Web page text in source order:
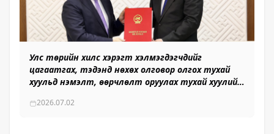
Улс төрийн хилс хэрэгт хэлмэгдэгчдийг
цагаатгах, тэдэнд нөхөх олговор олгох тухай
хуульд нэмэлт, өөрчлөлт оруулах тухай хуулийн
2026.07.02